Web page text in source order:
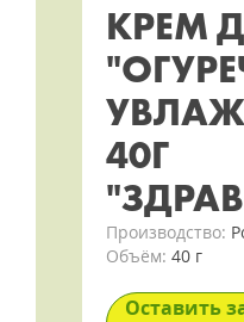
КРЕМ
40Г
Производство:
Объём: 40 г
Оставить